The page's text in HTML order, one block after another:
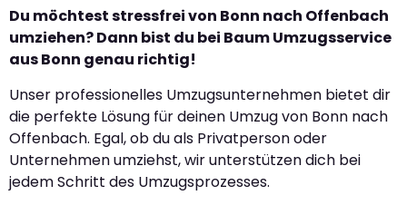
Du möchtest stressfrei von Bonn nach Offenbach
umziehen? Dann bist du bei Baum Umzugsservice
aus Bonn genau richtig!
Unser professionelles Umzugsunternehmen bietet dir
die perfekte Lösung für deinen Umzug von Bonn nach
Offenbach. Egal, ob du als Privatperson oder
Unternehmen umziehst, wir unterstützen dich bei
jedem Schritt des Umzugsprozesses.